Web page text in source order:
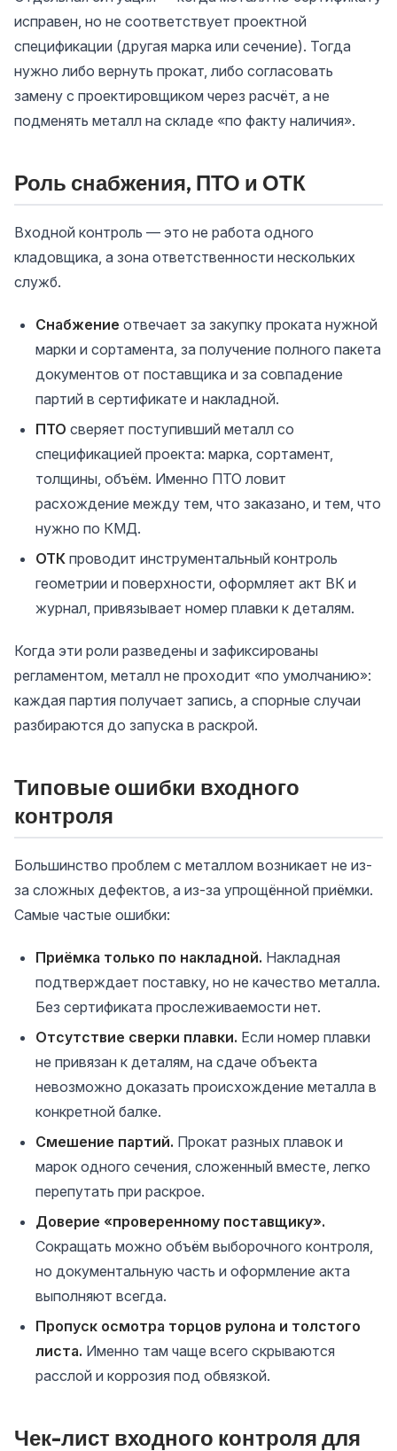
исправен, но не соответствует проектной
спецификации (другая марка или сечение). Тогда
нужно либо вернуть прокат, либо согласовать
замену с проектировщиком через расчёт, а не
подменять металл на складе «по факту наличия».
Роль снабжения, ПТО и ОТК
Входной контроль — это не работа одного
кладовщика, а зона ответственности нескольких
служб.
Снабжение отвечает за закупку проката нужной
марки и сортамента, за получение полного пакета
документов от поставщика и за совпадение
партий в сертификате и накладной.
ПТО сверяет поступивший металл со
спецификацией проекта: марка, сортамент,
толщины, объём. Именно ПТО ловит
расхождение между тем, что заказано, и тем, что
нужно по КМД.
ОТК проводит инструментальный контроль
геометрии и поверхности, оформляет акт ВК и
журнал, привязывает номер плавки к деталям.
Когда эти роли разведены и зафиксированы
регламентом, металл не проходит «по умолчанию»:
каждая партия получает запись, а спорные случаи
разбираются до запуска в раскрой.
Типовые ошибки входного
контроля
Большинство проблем с металлом возникает не из-
за сложных дефектов, а из-за упрощённой приёмки.
Самые частые ошибки:
Приёмка только по накладной. Накладная
подтверждает поставку, но не качество металла.
Без сертификата прослеживаемости нет.
Отсутствие сверки плавки. Если номер плавки
не привязан к деталям, на сдаче объекта
невозможно доказать происхождение металла в
конкретной балке.
Смешение партий. Прокат разных плавок и
марок одного сечения, сложенный вместе, легко
перепутать при раскрое.
Доверие «проверенному поставщику».
Сокращать можно объём выборочного контроля,
но документальную часть и оформление акта
выполняют всегда.
Пропуск осмотра торцов рулона и толстого
листа. Именно там чаще всего скрываются
расслой и коррозия под обвязкой.
Чек-лист входного контроля для